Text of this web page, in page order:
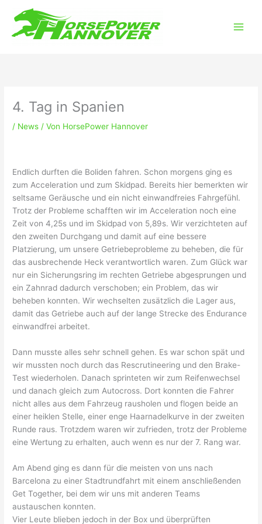
Inhalt
springen
4. Tag in Spanien
/ News / Von HorsePower Hannover
Endlich durften die Boliden fahren. Schon morgens ging es
zum Acceleration und zum Skidpad. Bereits hier bemerkten wir
seltsame Geräusche und ein nicht einwandfreies Fahrgefühl.
Trotz der Probleme schafften wir im Acceleration noch eine
Zeit von 4,25s und im Skidpad von 5,89s. Wir verzichteten auf
den zweiten Durchgang und damit auf eine bessere
Platzierung, um unsere Getriebeprobleme zu beheben, die für
das ausbrechende Heck verantwortlich waren. Zum Glück war
nur ein Sicherungsring im rechten Getriebe abgesprungen und
ein Zahnrad dadurch verschoben; ein Problem, das wir
beheben konnten. Wir wechselten zusätzlich die Lager aus,
damit das Getriebe auch auf der lange Strecke des Endurance
einwandfrei arbeitet.
Dann musste alles sehr schnell gehen. Es war schon spät und
wir mussten noch durch das Rescrutineering und den Brake-
Test wiederholen. Danach sprinteten wir zum Reifenwechsel
und danach gleich zum Autocross. Dort konnten die Fahrer
nicht alles aus dem Fahrzeug rausholen und flogen beide an
einer heiklen Stelle, einer enge Haarnadelkurve in der zweiten
Runde raus. Trotzdem waren wir zufrieden, trotz der Probleme
eine Wertung zu erhalten, auch wenn es nur der 7. Rang war.
Am Abend ging es dann für die meisten von uns nach
Barcelona zu einer Stadtrundfahrt mit einem anschließenden
Get Together, bei dem wir uns mit anderen Teams
austauschen konnten.
Vier Leute blieben jedoch in der Box und überprüften